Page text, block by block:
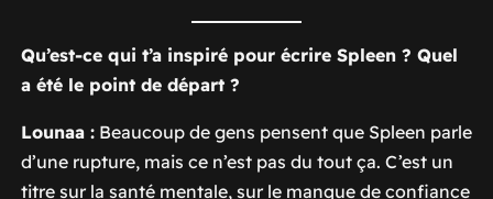
Qu’est-ce qui t’a inspiré pour écrire Spleen? Quel
a été le point de départ ?
Lounaa :Beaucoup de gens pensent que Spleen parle
d’une rupture, mais ce n’est pas du tout ça. C’est un
titre sur la santé mentale, sur le manque de confiance